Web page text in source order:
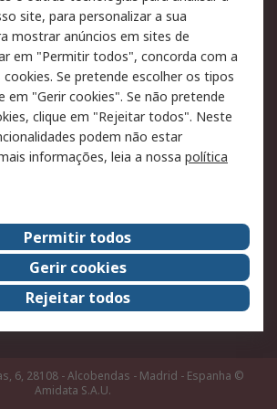
Política de cookies
Segurança de emails
RS Group
Trabalhar na RS
6, 28108 - Alcobendas - Madrid - Espanha ©
Amidata S.A.U.
site, para personalizar a sua
mostrar anúncios em sites de
em "Permitir todos", concorda com a
Se pretende escolher os tipos
em "Gerir cookies". Se não pretende
clique em "Rejeitar todos". Neste
podem não estar
informações, leia a nossa política
Permitir todos
Gerir cookies
Rejeitar todos